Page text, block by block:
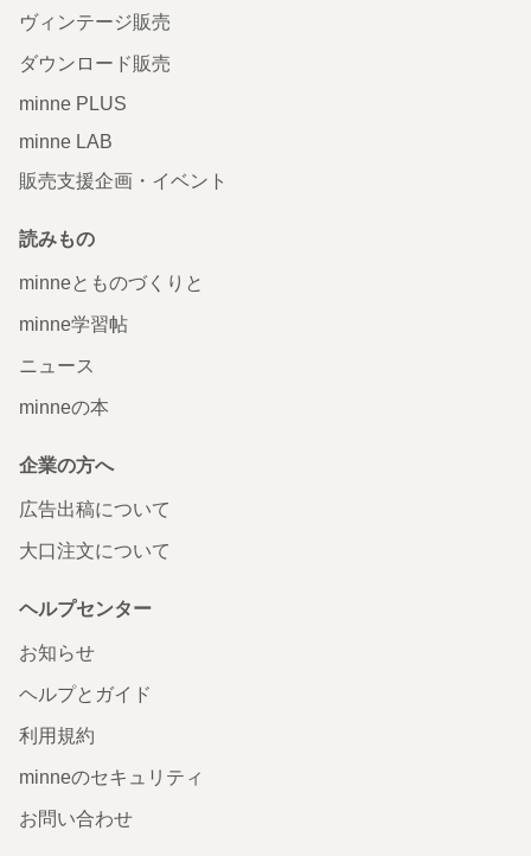
ヴィンテージ販売
ダウンロード販売
minne PLUS
minne LAB
販売支援企画・イベント
読みもの
minneとものづくりと
minne学習帖
ニュース
minneの本
企業の方へ
広告出稿について
大口注文について
ヘルプセンター
お知らせ
ヘルプとガイド
利用規約
minneのセキュリティ
お問い合わせ